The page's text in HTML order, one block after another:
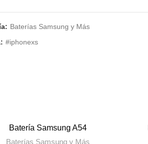
Baterías Samsung y Más
#iphonexs
Batería Samsung A54
Baterías Samsung y Más